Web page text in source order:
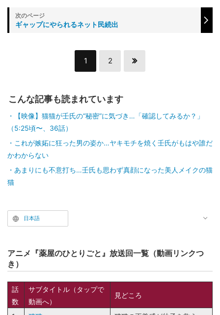
ギャップにやられるネット民続出
1 2
こんな記事も読まれています
【映像】猫猫が壬氏の“秘密”に気づき…「確認してみるか？」
（5:25頃〜、36話）
これが嫉妬に狂った男の姿か…ヤキモチを焼く壬氏がもはや誰だ
かわからない
あまりにも不意打ち…壬氏も思わず真顔になった美人メイクの猫
猫
日本語
アニメ『薬屋のひとりごと』放送回一覧（動画リンクつ
き）
話
数
サブタイトル（タップで
動画へ）
見どころ